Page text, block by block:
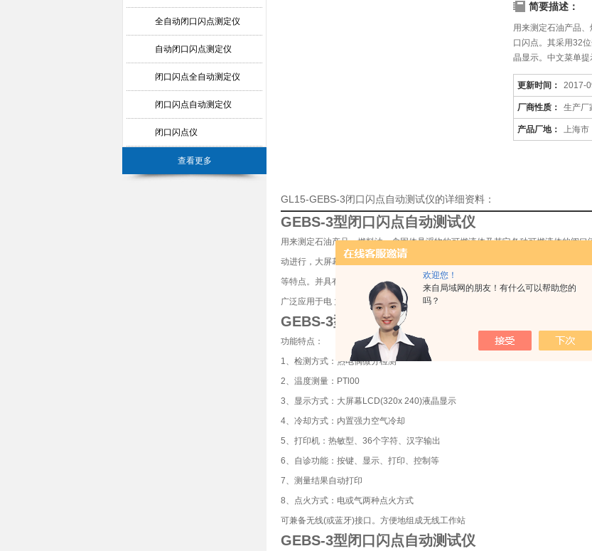
欢迎您！
来自局域网的朋友！有什么可以帮助您的
吗？
全自动闭口闪点测定仪
自动闭口闪点测定仪
闭口闪点全自动测定仪
闭口闪点自动测定仪
闭口闪点仪
查看更多
简要描述：
用来测定石油产品
口闪点。其采用32
晶显示。中文菜单
更新时间： 2017-
厂商性质： 生产厂
产品厂地： 上海市
GL15-GEBS-3闭口闪点自动测试仪的详细资料：
GEBS-3型闭口闪点自动测试仪
用来测定石油产品、燃料油、含固体悬浮物的可燃液体及其它各种可燃液体的闭
动进行，大屏幕液晶显示。中文菜单提示，使操作更加方便、清晰、直观。仪器
等特点。并具有大气压力自动校正、自动点火等功能，该仪器可兼备无需申报(免
广泛应用于电 力、石油、化工、商检及科研等部门，是现有闭口闪点测试仪器的理
GEBS-3型闭口闪点自动测试仪
功能特点：
1、检测方式：热电偶微分检测
2、温度测量：PTl00
3、显示方式：大屏幕LCD(320x 240)液晶显示
4、冷却方式：内置强力空气冷却
5、打印机：热敏型、36个字符、汉字输出
6、自诊功能：按键、显示、打印、控制等
7、测量结果自动打印
8、点火方式：电或气两种点火方式
可兼备无线(或蓝牙)接口。方便地组成无线工作站
GEBS-3型闭口闪点自动测试仪